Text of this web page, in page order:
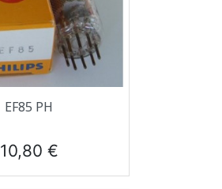
Aperçu rapide
EF85 PH
Prix
10,80 €